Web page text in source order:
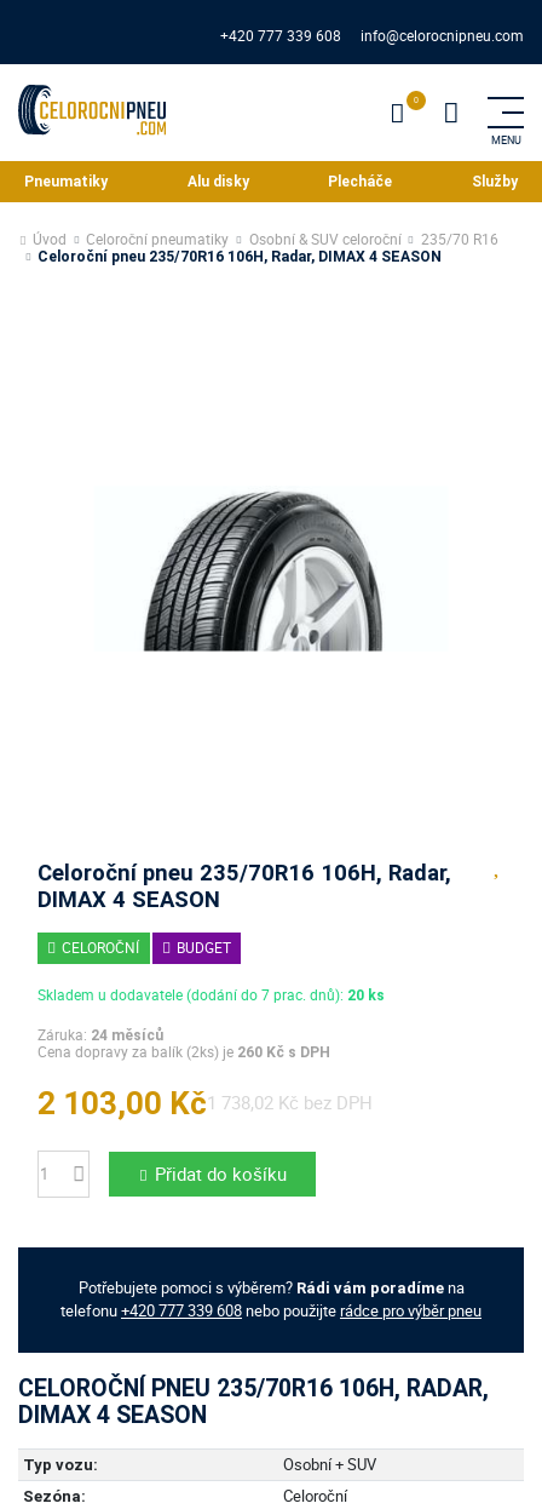
+420 777 339 608 info@celorocnipneu.com
Pneumatiky Alu disky Plecháče Služby
Úvod Celoroční pneumatiky Osobní & SUV celoroční 235/70 R16
Celoroční pneu 235/70R16 106H, Radar, DIMAX 4 SEASON
Celoroční pneu 235/70R16 106H, Radar,
DIMAX 4 SEASON
CELOROČNÍ BUDGET
Skladem u dodavatele (dodání do 7 prac. dnů): 20 ks
Záruka: 24 měsíců
Cena dopravy za balík (2ks) je 260 Kč s DPH
2 103,00 Kč1 738,02 Kč bez DPH
Počet Přidat do košíku
Potřebujete pomoci s výběrem? Rádi vám poradímena
telefonu+420 777 339 608nebo použijterádce pro výběr pneu
CELOROČNÍ PNEU 235/70R16 106H, RADAR,
DIMAX 4 SEASON
Typ vozu: Osobní + SUV
Sezóna: Celoroční